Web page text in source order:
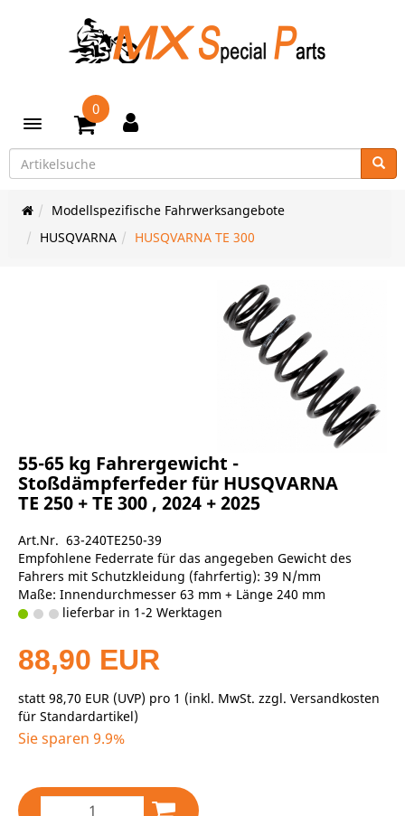
Toggle navigation
0
Modellspezifische Fahrwerksangebote
HUSQVARNA
HUSQVARNA TE 300
55-65 kg Fahrergewicht -
Stoßdämpferfeder für HUSQVARNA
TE 250 + TE 300 , 2024 + 2025
Art.Nr. 63-240TE250-39
Empfohlene Federrate für das angegeben Gewicht des
Fahrers mit Schutzkleidung (fahrfertig): 39 N/mm
Maße: Innendurchmesser 63 mm + Länge 240 mm
lieferbar in 1-2 Werktagen
88,90 EUR
statt 98,70 EUR (UVP) pro 1 (inkl. MwSt. zzgl. Versandkosten
für Standardartikel)
Sie sparen 9.9%